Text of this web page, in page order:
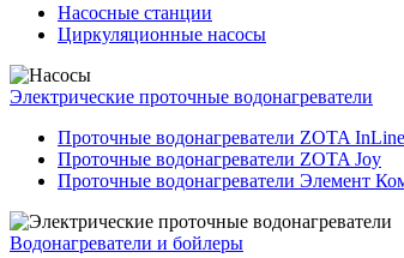
Насосные станции
Циркуляционные насосы
Электрические проточные водонагреватели
Проточные водонагреватели ZOTA InLine
Проточные водонагреватели ZOTA Joy
Проточные водонагреватели Элемент
Водонагреватели и бойлеры